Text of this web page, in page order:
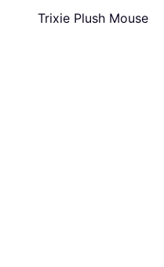
Trixie Plush Mouse